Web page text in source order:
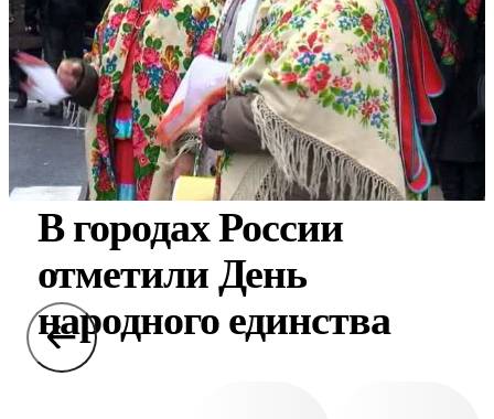
В городах России
отметили День
народного единства